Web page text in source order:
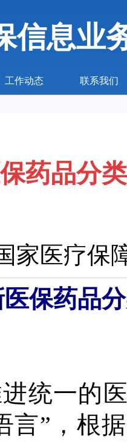
信息业
工作动态 联系我们
药品分
家医疗保
保药品
统一的
言”，根